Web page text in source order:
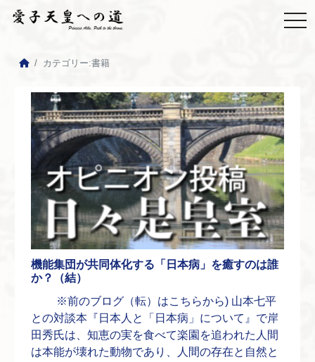
カテゴリー:書籍
機能集団が共同体化する「日本病」を癒すのは誰
か？（結）
※前のブログ（転）はこちらから) 山本七平
との対談本『日本人と「日本病」について』で岸
田秀氏は、知恵の実を食べて楽園を追われた人間
は本能が壊れた動物であり、人間の存在と自然と